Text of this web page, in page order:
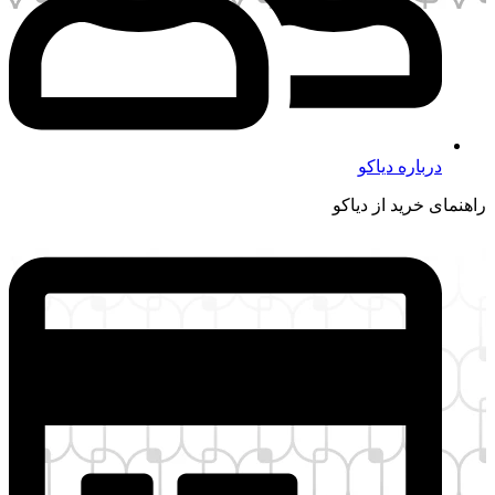
دیاکو
از دیاکو